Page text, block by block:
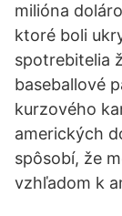
milióna
ktoré boli
spotrebitelia
baseballové
kurzového
amerických
spôsobí, že
vzhľadom k